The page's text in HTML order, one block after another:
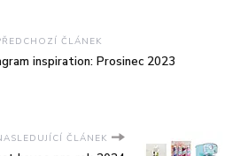
ČLÁNEK
inspiration: Prosinec 2023
ČLÁNEK